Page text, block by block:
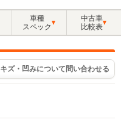
車種
スペック
中古車
比較表
キズ・凹みについて問い合わせる